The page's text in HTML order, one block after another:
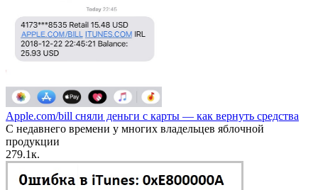
Apple.com/bill сняли деньги с карты — как вернуть средства
С недавнего времени у многих владельцев яблочной
продукции
279.1к.